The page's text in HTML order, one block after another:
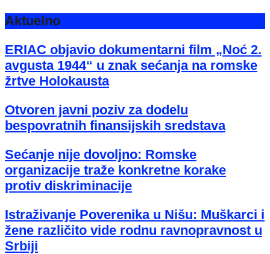
Aktuelno
ERIAC objavio dokumentarni film „Noć 2.
avgusta 1944“ u znak sećanja na romske
žrtve Holokausta
Otvoren javni poziv za dodelu
bespovratnih finansijskih sredstava
Sećanje nije dovoljno: Romske
organizacije traže konkretne korake
protiv diskriminacije
Istraživanje Poverenika u Nišu: Muškarci i
žene različito vide rodnu ravnopravnost u
Srbiji